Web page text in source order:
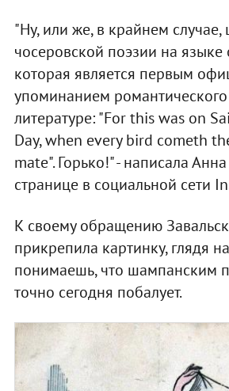
"Ну, или же, в крайнем случае,
чосеровской поэзии на языке
которая является первым
упоминанием
литературе: "For this was on
Day, when every bird cometh
mate". Горько!" - написала
странице в социальной сети
К своему обращению
прикрепила картинку, глядя
понимаешь, что шампанским
точно сегодня побалует.